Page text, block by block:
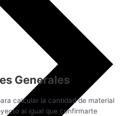
Generales
calcular la cantidad de material
al igual que confirmarte